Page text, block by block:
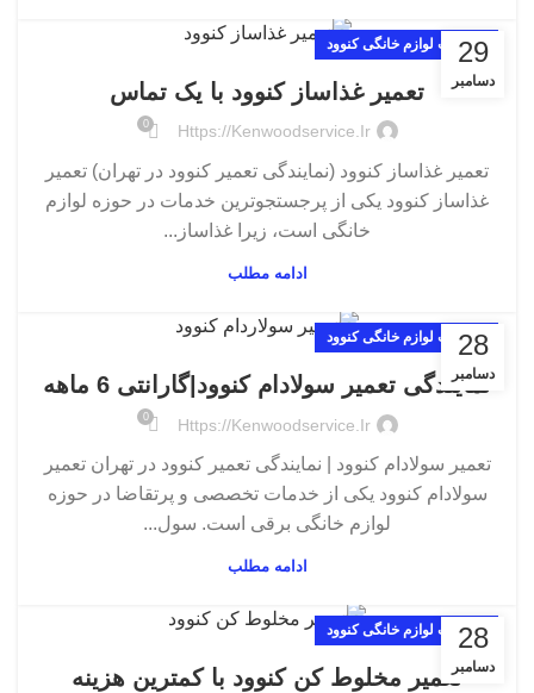
29
دسامبر
تعمیرات لوازم خانگی کنوود
تعمیر غذاساز کنوود با یک تماس
Https://kenwoodservice.ir
0
تعمیر غذاساز کنوود (نمایندگی تعمیر کنوود در تهران) تعمیر
غذاساز کنوود یکی از پرجستجوترین خدمات در حوزه لوازم
خانگی است، زیرا غذاساز...
ادامه مطلب
28
دسامبر
تعمیرات لوازم خانگی کنوود
نمایندگی تعمیر سولادام کنوود|گارانتی 6 ماهه
Https://kenwoodservice.ir
0
تعمیر سولادام کنوود | نمایندگی تعمیر کنوود در تهران تعمیر
سولادام کنوود یکی از خدمات تخصصی و پرتقاضا در حوزه
لوازم خانگی برقی است. سول...
ادامه مطلب
28
دسامبر
تعمیرات لوازم خانگی کنوود
تعمیر مخلوط کن کنوود با کمترین هزینه